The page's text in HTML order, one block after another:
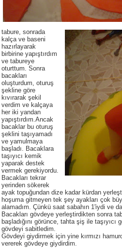
tabure, sonrada
kalça ve baseni
hazırlayarak
birbirine yapıştırdım
ve tabureye
oturttum. Sonra
bacakları
oluşturdum, oturuş
şekline göre
kıvırarak şekil
verdim ve kalçaya
her iki yandan
yapıştırdım.Ancak
bacaklar bu oturuş
şeklini taşıyamadı
ve yamulmaya
başladı. Bacaklara
taşıyıcı kemik
yaparak destek
vermek gerekiyordu.
Bacakları tekrar
yerinden sökerek
ayak topuğundan dize kadar kürdan
hoşuma gitmeyen tek şey ayakları çok
alamadım. Çünkü saat sabahın 1'iydi ve
Bacakları gövdeye yerleştirdikten sonra
başladığını görünce, tahta şiş ile
gövdeyi sabitledim.
Gövdeyi giydirmek için yine kırmızı
vererek gövdeye giydirdim.